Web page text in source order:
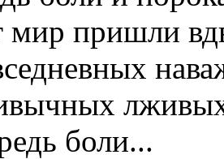
мир пришли
боли...